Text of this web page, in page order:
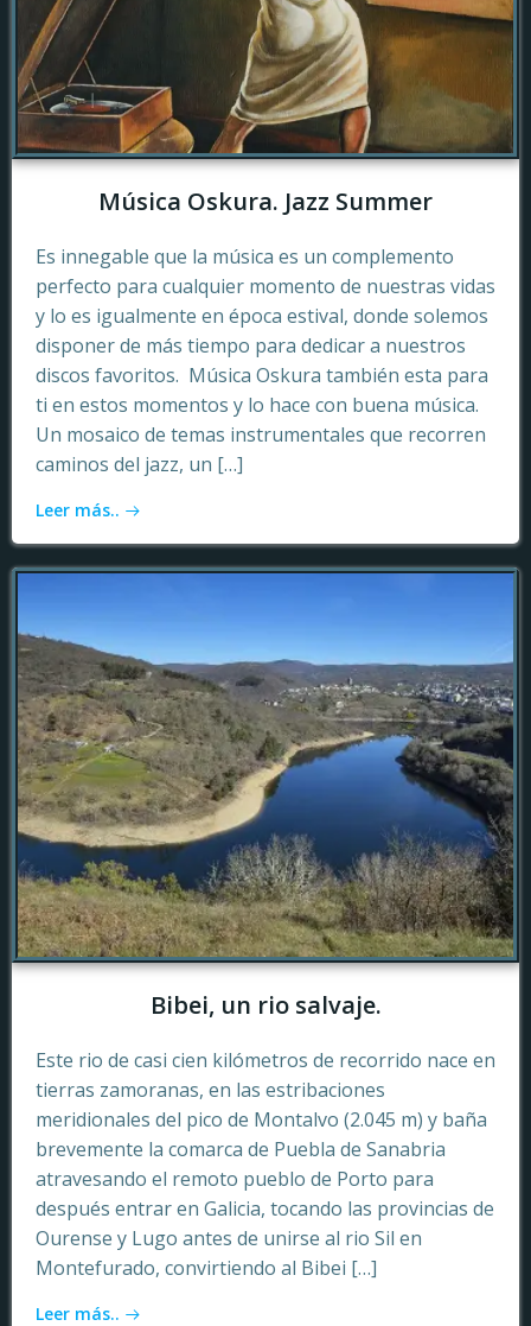
Música Oskura. Jazz Summer
Es innegable que la música es un complemento
perfecto para cualquier momento de nuestras vidas
y lo es igualmente en época estival, donde solemos
disponer de más tiempo para dedicar a nuestros
discos favoritos. Música Oskura también esta para
ti en estos momentos y lo hace con buena música.
Un mosaico de temas instrumentales que recorren
caminos del jazz, un […]
Leer más..
Bibei, un rio salvaje.
Este rio de casi cien kilómetros de recorrido nace en
tierras zamoranas, en las estribaciones
meridionales del pico de Montalvo (2.045 m) y baña
brevemente la comarca de Puebla de Sanabria
atravesando el remoto pueblo de Porto para
después entrar en Galicia, tocando las provincias de
Ourense y Lugo antes de unirse al rio Sil en
Montefurado, convirtiendo al Bibei […]
Leer más..